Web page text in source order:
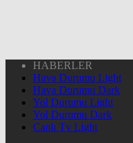
HABERLER
Hava Durumu Light
Hava Durumu Dark
Yol Durumu Light
Yol Durumu Dark
Canlı Tv Light